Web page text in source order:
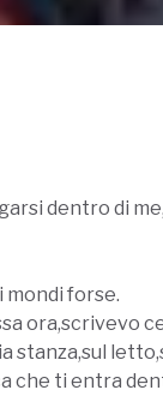
dentro di
mondi forse.
ora,scrivevo
stanza,sul
che ti entra